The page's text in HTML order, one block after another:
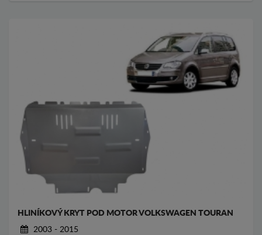
HLINÍKOVÝ KRYT POD MOTOR VOLKSWAGEN TOURAN
2003 - 2015